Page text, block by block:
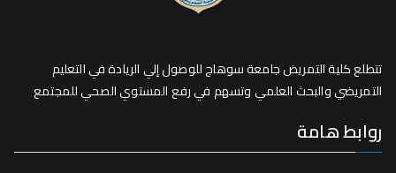
تتطلع كلية التمريض جامعة سوهاج للوصول إلي الريادة في التعليم
التمريضي والبحث العلمي وتسهم في رفع المستوي الصحي للمجتمع
روابط هامة